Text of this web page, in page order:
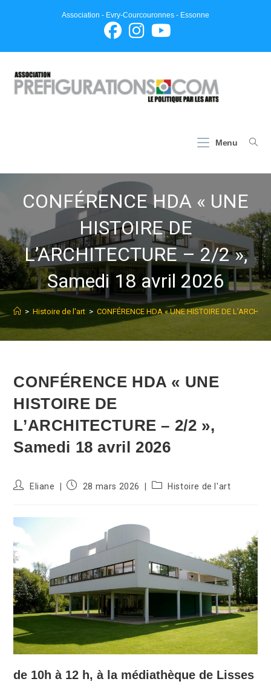
Association - Evry-Courcouronnes - Essonne
Menu
CONFÉRENCE HDA « UNE
HISTOIRE DE
L’ARCHITECTURE – 2/2 »,
Samedi 18 avril 2026
> Histoire de l'art > CONFÉRENCE HDA « UNE HISTOIRE DE
CONFÉRENCE HDA « UNE
HISTOIRE DE
L’ARCHITECTURE – 2/2 »,
Samedi 18 avril 2026
Auteur/autrice
publication :
Eliane
Publication
28 mars 2026
PostHistoire de l'art
de 10h à 12 h, à la médiathèque de Lisses